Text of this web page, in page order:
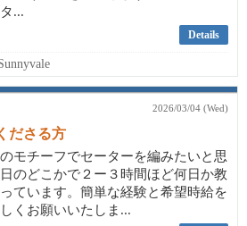
...
Details
2026/03/04 (Wed)
ださる方
モチーフでセーターを編みたいと思
のどこかで２ー３時間ほど何日か教
ています。簡単な経験と希望時給を
くお願いいたしま...